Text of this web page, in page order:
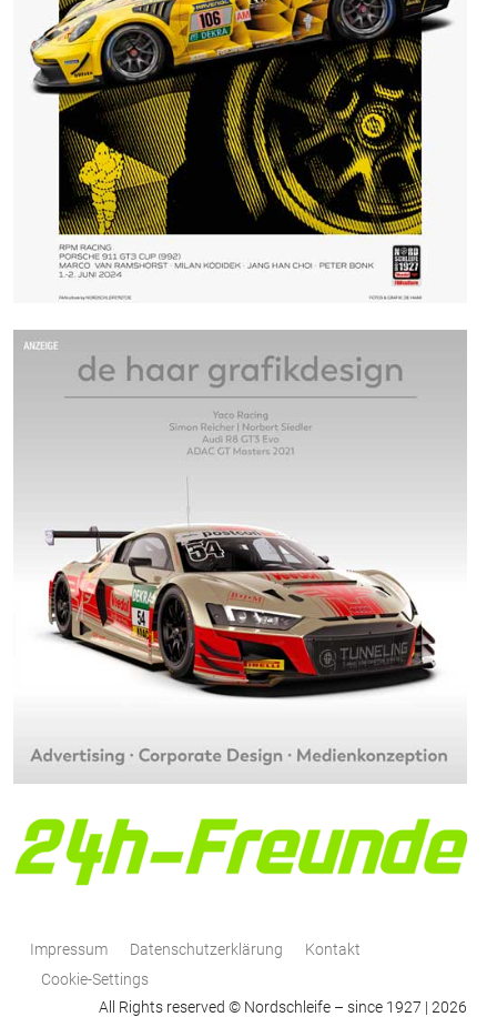
Impressum Datenschutzerklärung
Kontakt
Cookie-Settings
All Rights reserved © Nordschleife – since 1927 | 2026